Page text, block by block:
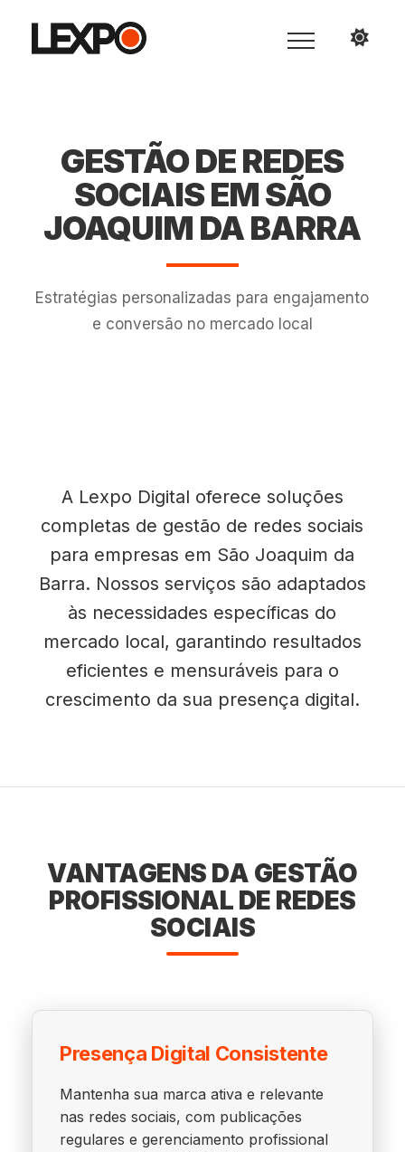
GESTÃO DE REDES
SOCIAIS EM SÃO
JOAQUIM DA BARRA
Estratégias personalizadas para engajamento
e conversão no mercado local
A Lexpo Digital oferece soluções
completas de gestão de redes sociais
para empresas em São Joaquim da
Barra. Nossos serviços são adaptados
às necessidades específicas do
mercado local, garantindo resultados
eficientes e mensuráveis para o
crescimento da sua presença digital.
VANTAGENS DA GESTÃO
PROFISSIONAL DE REDES
SOCIAIS
Presença Digital Consistente
Mantenha sua marca ativa e relevante
nas redes sociais, com publicações
regulares e gerenciamento profissional